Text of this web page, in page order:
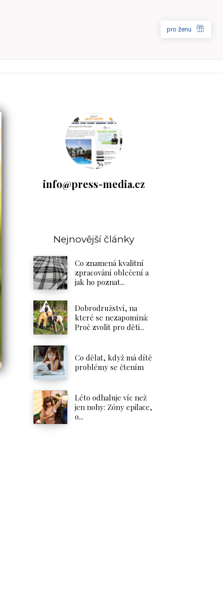
pro ženu
info@press-media.cz
Nejnovější články
Co znamená kvalitní
zpracování oblečení a
jak ho poznat...
Dobrodružství, na
které se nezapomíná:
Proč zvolit pro děti...
Co dělat, když má dítě
problémy se čtením
Léto odhaluje víc než
jen nohy: Zóny epilace,
o...